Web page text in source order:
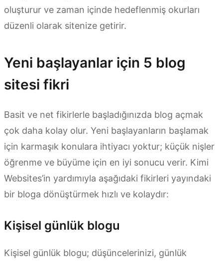
oluşturur ve zaman içinde hedeflenmiş okurları
düzenli olarak sitenize getirir.
Yeni başlayanlar için 5 blog
sitesi fikri
Basit ve net fikirlerle başladığınızda blog açmak
çok daha kolay olur. Yeni başlayanların başlamak
için karmaşık konulara ihtiyacı yoktur; küçük nişler
öğrenme ve büyüme için en iyi sonucu verir. Kimi
Websites’in yardımıyla aşağıdaki fikirleri yayındaki
bir bloga dönüştürmek hızlı ve kolaydır:
Kişisel günlük blogu
Kişisel günlük blogu; düşüncelerinizi, günlük